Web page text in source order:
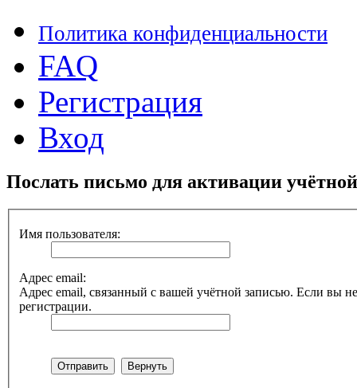
Политика конфиденциальности
FAQ
Регистрация
Вход
Послать письмо для активации
Имя пользователя:
Адрес email:
Адрес email, связанный с вашей учётной записью. Если вы
регистрации.